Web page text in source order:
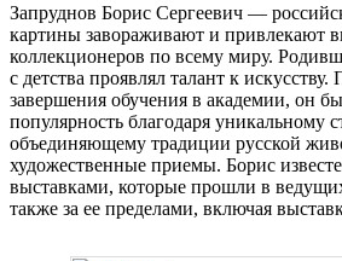
Запруднов Борис Сергеевич —
картины завораживают и привлекают
коллекционеров по всему миру.
с детства проявлял талант к
завершения обучения в академии, он
популярность благодаря уникальному
объединяющему традиции русской
художественные приемы. Борис
выставками, которые прошли в
также за ее пределами, включая